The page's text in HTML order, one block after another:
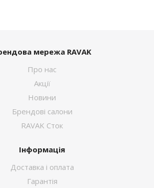
мережа RAVAK
Про нас
Акції
Новини
Брендові салони
RAVAK Сток
Інформація
Доставка і оплата
Гарантія